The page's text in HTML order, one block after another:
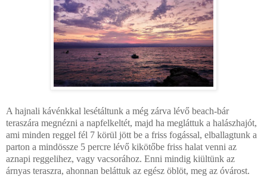
A hajnali kávénkkal lesétáltunk a még zárva lévő beach-bár
teraszára megnézni a napfelkeltét, majd ha megláttuk a halászhajót,
ami minden reggel fél 7 körül jött be a friss fogással, elballagtunk a
parton a mindössze 5 percre lévő kikötőbe friss halat venni az
aznapi reggelihez, vagy vacsorához. Enni mindig kiültünk az
árnyas teraszra, ahonnan beláttuk az egész öblöt, meg az óvárost.